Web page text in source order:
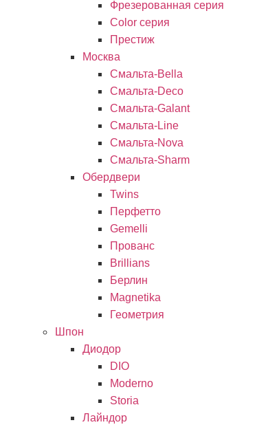
Фрезерованная серия
Color серия
Престиж
Москва
Смальта-Bella
Смальта-Deco
Смальта-Galant
Смальта-Line
Смальта-Nova
Смальта-Sharm
Обердвери
Twins
Перфетто
Gemelli
Прованс
Brillians
Берлин
Magnetika
Геометрия
Шпон
Диодор
DIO
Moderno
Storia
Лайндор